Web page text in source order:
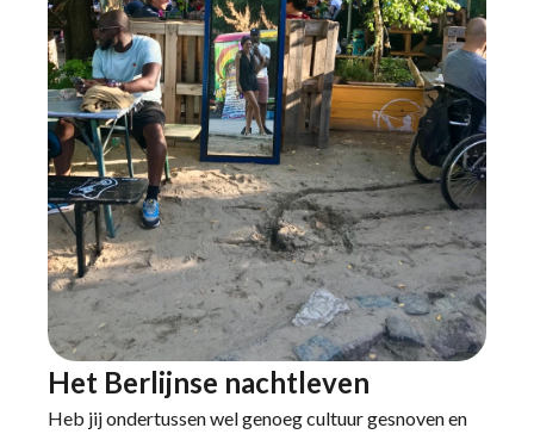
Het Berlijnse nachtleven
Heb jij ondertussen wel genoeg cultuur gesnoven en